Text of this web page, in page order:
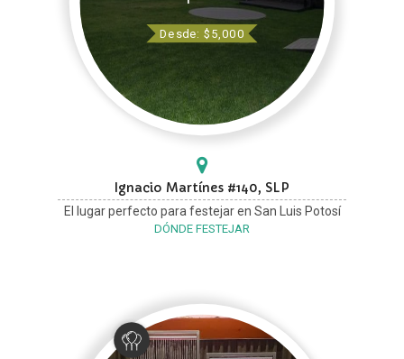
Desde: $5,000
Ignacio Martínes #140, SLP
El lugar perfecto para festejar en San Luis Potosí
DÓNDE FESTEJAR